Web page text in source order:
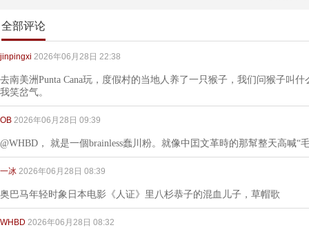
全部评论
jinpingxi 2026年06月28日 22:38
去南美洲Punta Cana玩，度假村的当地人养了一只猴子，我们问猴子叫
我笑岔气。
OB 2026年06月28日 09:39
@WHBD， 就是一個brainless蠢川粉。就像中囯文革時的那幫整天高喊“
一冰 2026年06月28日 08:39
奥巴马年轻时象日本电影《人证》里八杉恭子的混血儿子，草帽歌
WHBD 2026年06月28日 08:32